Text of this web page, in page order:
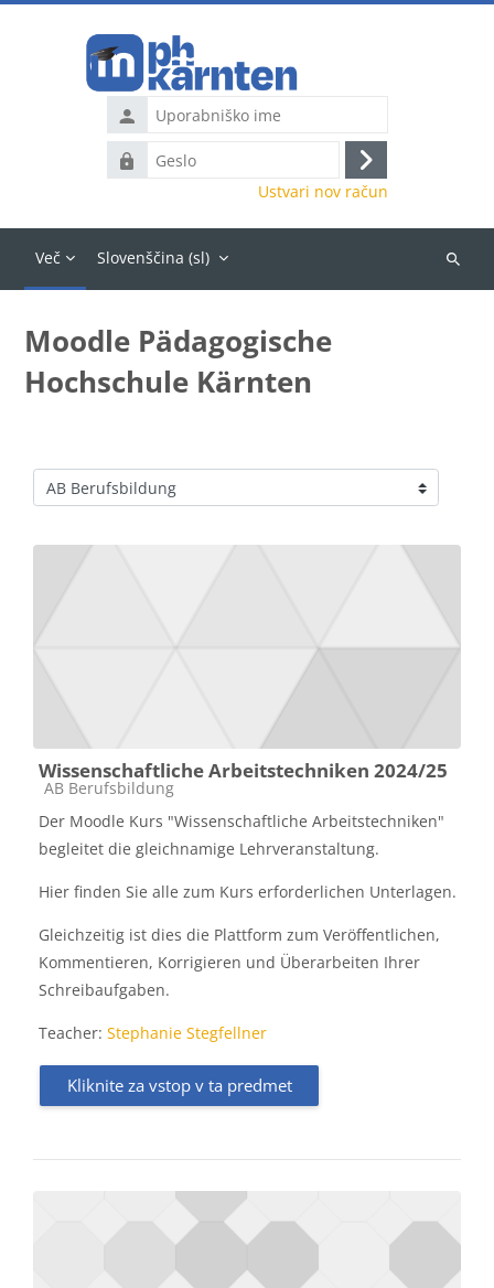
Uporabniško
ime
Geslo
Prijavite
se
Ustvari nov račun
Več Slovenščina ‎(sl)‎
Išči
Moodle Pädagogische
Hochschule Kärnten
Kategorije predmetov
Wissenschaftliche Arbeitstechniken 2024/25
Kategorija predmeta
AB Berufsbildung
Der Moodle Kurs "Wissenschaftliche Arbeitstechniken"
begleitet die gleichnamige Lehrveranstaltung.
Hier finden Sie alle zum Kurs erforderlichen Unterlagen.
Gleichzeitig ist dies die Plattform zum Veröffentlichen,
Kommentieren, Korrigieren und Überarbeiten Ihrer
Schreibaufgaben.
Teacher: Stephanie Stegfellner
Kliknite za vstop v ta predmet